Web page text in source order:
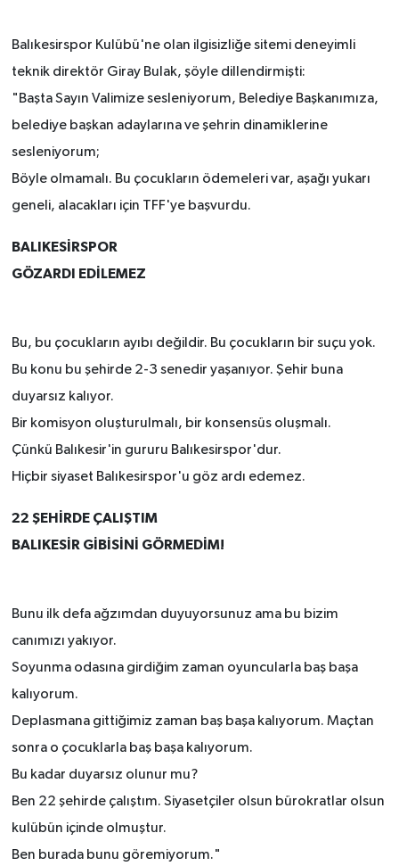
Balıkesirspor Kulübü'ne olan ilgisizliğe sitemi deneyimli
teknik direktör Giray Bulak, şöyle dillendirmişti:
"Başta Sayın Valimize sesleniyorum, Belediye Başkanımıza,
belediye başkan adaylarına ve şehrin dinamiklerine
sesleniyorum;
Böyle olmamalı. Bu çocukların ödemeleri var, aşağı yukarı
geneli, alacakları için TFF'ye başvurdu.
BALIKESİRSPOR
GÖZARDI EDİLEMEZ
Bu, bu çocukların ayıbı değildir. Bu çocukların bir suçu yok.
Bu konu bu şehirde 2-3 senedir yaşanıyor. Şehir buna
duyarsız kalıyor.
Bir komisyon oluşturulmalı, bir konsensüs oluşmalı.
Çünkü Balıkesir'in gururu Balıkesirspor'dur.
Hiçbir siyaset Balıkesirspor'u göz ardı edemez.
22 ŞEHİRDE ÇALIŞTIM
BALIKESİR GİBİSİNİ GÖRMEDİM!
Bunu ilk defa ağzımdan duyuyorsunuz ama bu bizim
canımızı yakıyor.
Soyunma odasına girdiğim zaman oyuncularla baş başa
kalıyorum.
Deplasmana gittiğimiz zaman baş başa kalıyorum. Maçtan
sonra o çocuklarla baş başa kalıyorum.
Bu kadar duyarsız olunur mu?
Ben 22 şehirde çalıştım. Siyasetçiler olsun bürokratlar olsun
kulübün içinde olmuştur.
Ben burada bunu göremiyorum."